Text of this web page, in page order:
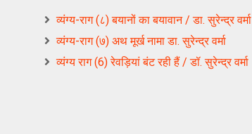
व्यंग्य-राग (८) बयानों का बयावान / डा. सुरेन्द्र वर्मा
व्यंग्य-राग (७) अथ मूर्ख नामा डा. सुरेन्द्र वर्मा
व्यंग्य राग (6) रेवड़ियां बंट रही हैं / डॉ. सुरेन्द्र वर्मा